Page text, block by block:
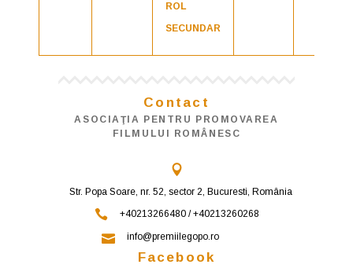
ROL
SECUNDAR
Contact
ASOCIAŢIA PENTRU PROMOVAREA
FILMULUI ROMÂNESC
Str. Popa Soare, nr. 52, sector 2, Bucuresti, România
+40213266480 / +40213260268
info@premiilegopo.ro
Facebook